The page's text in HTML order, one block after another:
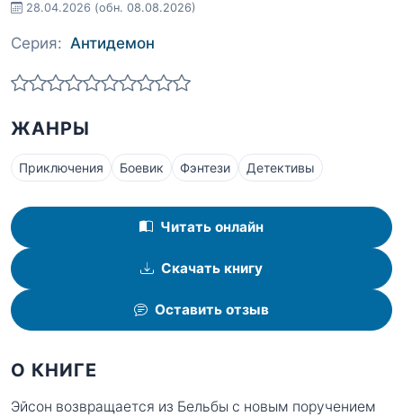
28.04.2026 (обн. 08.08.2026)
Серия: Антидемон
ЖАНРЫ
Приключения Боевик Фэнтези Детективы
Читать онлайн
Скачать книгу
Оставить отзыв
О КНИГЕ
Эйсон возвращается из Бельбы с новым поручением